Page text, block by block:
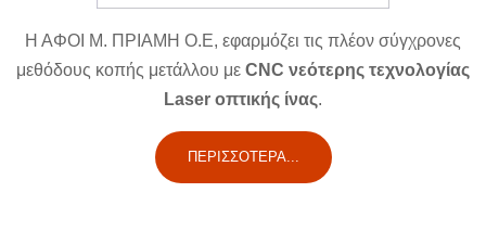
Η ΑΦΟΙ Μ. ΠΡΙΑΜΗ Ο.Ε, εφαρμόζει τις πλέον σύγχρονες
μεθόδους κοπής μετάλλου με CNC νεότερης τεχνολογίας
Laser οπτικής ίνας.
ΠΕΡΙΣΣΌΤΕΡΑ...